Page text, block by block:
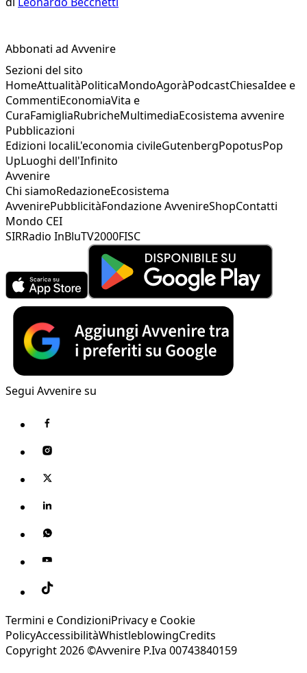
Abbonati ad Avvenire
Sezioni del sito
HomeAttualitàPoliticaMondoAgoràPodcastChiesaIdee e
CommentiEconomiaVita e
CuraFamigliaRubricheMultimediaEcosistema avvenire
Pubblicazioni
Edizioni localiL'economia civileGutenbergPopotusPop
UpLuoghi dell'Infinito
Avvenire
Chi siamoRedazioneEcosistema
AvvenirePubblicitàFondazione AvvenireShopContatti
Mondo CEI
SIRRadio InBluTV2000FISC
Segui Avvenire su
Termini e CondizioniPrivacy e Cookie
PolicyAccessibilitàWhistleblowingCredits
Copyright 2026 ©Avvenire P.Iva 00743840159